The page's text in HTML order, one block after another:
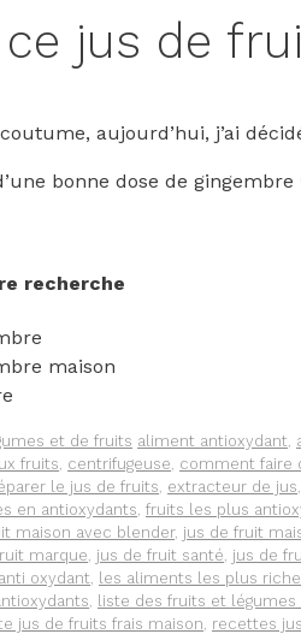
jus de
coutume, aujourd’hui, j’ai
bonne dose de gingembre
recherche
maison
et de fruits Étiquettes
aliment antioxydant,
fruits, centrifugeuse, comment faire
le jus de fruits, extracteur de jus,
en antioxydants, fruits les plus
maison avec blender, jus de fruit
marque, jus de fruit santé, jus de
oxydant, les aliments les plus
, liste des fruits et légumes
jus de fruits frais maison, recettes